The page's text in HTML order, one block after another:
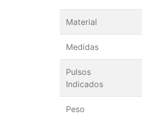
Material
Medidas
Pulsos
Indicados
Peso